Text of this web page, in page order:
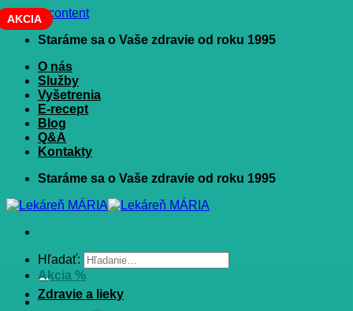
Skip to content
Staráme sa o Vaše zdravie od roku 1995
O nás
Služby
Vyšetrenia
E-recept
Blog
Q&A
Kontakty
Staráme sa o Vaše zdravie od roku 1995
Hľadať:
Akcia %
Zdravie a lieky
AKCIA